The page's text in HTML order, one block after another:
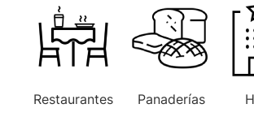
Restaurantes Panaderías